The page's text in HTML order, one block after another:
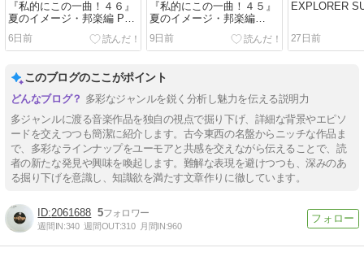
『私的にこの一曲！４６』
夏のイメージ・邦楽編 Part
6日前
『私的にこの一曲！４５』
夏のイメージ・邦楽編
Part2
9日前
EXPLORER
27日前
このブログのここがポイント
多彩なジャンルを鋭く分析し魅力を伝える説明力
多ジャンルに渡る音楽作品を独自の視点で掘り下げ、詳細な背景やエピソ
ードを交えつつも簡潔に紹介します。古今東西の名盤からニッチな作品ま
で、多彩なラインナップをユーモアと共感を交えながら伝えることで、読
者の新たな発見や興味を喚起します。難解な表現を避けつつも、深みのあ
る掘り下げを意識し、知識欲を満たす文章作りに徹しています。
2061688 5
週間IN:340 週間OUT:310 月間IN:960